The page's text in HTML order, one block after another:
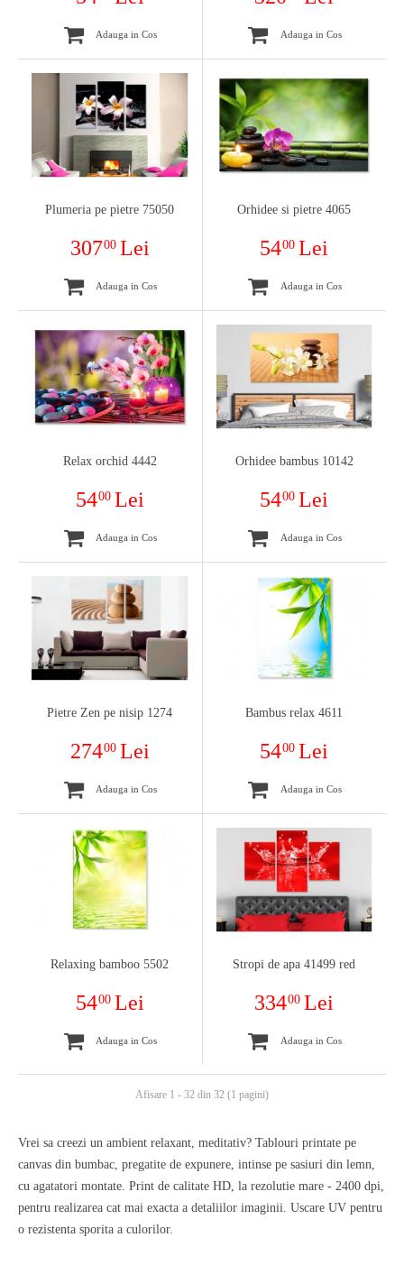
Adauga in Cos Adauga in Cos
Plumeria pe pietre 75050
30700 Lei
Adauga in Cos
Orhidee si pietre 4065
5400Lei
Adauga in Cos
Relax orchid 4442
5400 Lei
Adauga in Cos
Orhidee bambus 10142
5400Lei
Adauga in Cos
Pietre Zen pe nisip 1274
27400 Lei
Adauga in Cos
Bambus relax 4611
5400Lei
Adauga in Cos
Relaxing bamboo 5502
5400 Lei
Adauga in Cos
Stropi de apa 41499 red
33400Lei
Adauga in Cos
Afisare 1 - 32 din 32 (1 pagini)
Vrei sa creezi un ambient relaxant, meditativ? Tablouri printate pe
canvas din bumbac, pregatite de expunere, intinse pe sasiuri din lemn,
cu agatatori montate. Print de calitate HD, la rezolutie mare - 2400 dpi,
pentru realizarea cat mai exacta a detaliilor imaginii. Uscare UV pentru
o rezistenta sporita a culorilor.